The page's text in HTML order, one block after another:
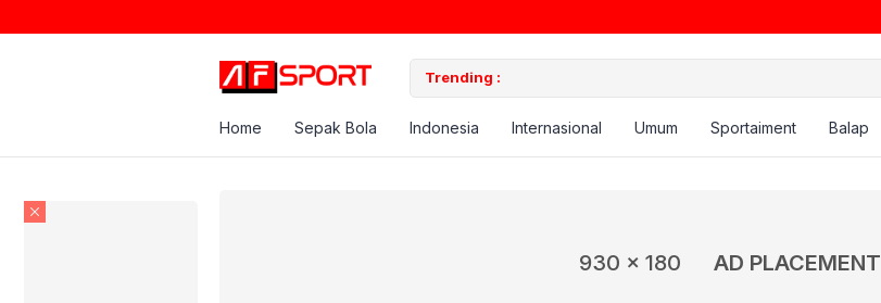
Trending :
Home Sepak Bola Indonesia Internasional Umum Sportaiment Balap
930 x 180 AD PLACEMENT